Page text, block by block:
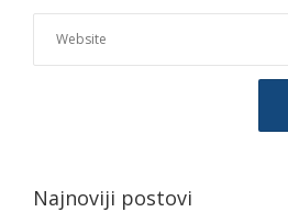
Najnoviji postovi